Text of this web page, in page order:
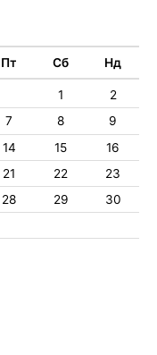
Пт Сб Нд
1
2
7 8
9
14 15
16
21 22
23
28 29
30